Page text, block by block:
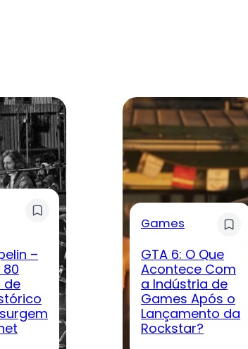
–
de
Games
GTA 6: O Que
Acontece Com
a Indústria de
Games Após o
Lançamento da
Rockstar?